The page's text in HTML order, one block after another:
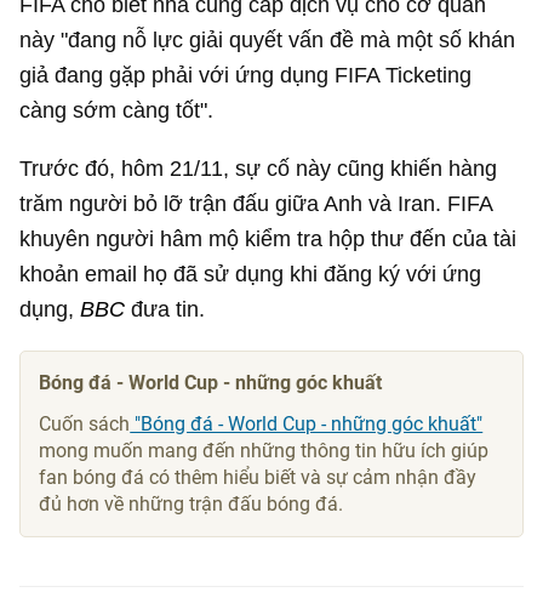
này "đang nỗ lực giải quyết vấn đề mà một số khán
giả đang gặp phải với ứng dụng FIFA Ticketing
càng sớm càng tốt".
Trước đó, hôm 21/11, sự cố này cũng khiến hàng
trăm người bỏ lỡ trận đấu giữa Anh và Iran. FIFA
khuyên người hâm mộ kiểm tra hộp thư đến của tài
khoản email họ đã sử dụng khi đăng ký với ứng
dụng,BBC đưa tin.
Bóng đá - World Cup - những góc khuất
Cuốn sách "Bóng đá - World Cup - những góc khuất"
mong muốn mang đến những thông tin hữu ích giúp
fan bóng đá có thêm hiểu biết và sự cảm nhận đầy
đủ hơn về những trận đấu bóng đá.